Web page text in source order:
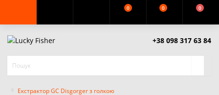
0 0 0
+38 098 317 63 84
Екстрактор GC Disgorger з голкою